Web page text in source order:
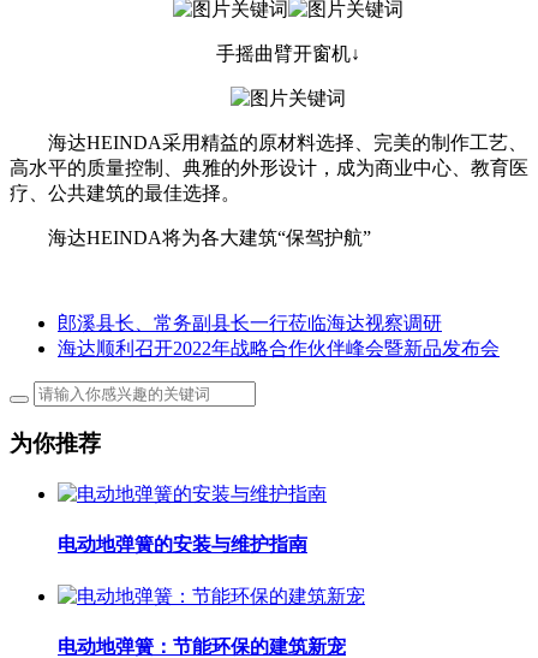
手摇曲臂开窗机↓
海达HEINDA采用精益的原材料选择、完美的制作工艺、
高水平的质量控制、典雅的外形设计，成为商业中心、教育医
疗、公共建筑的最佳选择。
海达HEINDA将为各大建筑“保驾护航”
郎溪县长、常务副县长一行莅临海达视察调研
海达顺利召开2022年战略合作伙伴峰会暨新品发布会
为你推荐
电动地弹簧的安装与维护指南
电动地弹簧：节能环保的建筑新宠